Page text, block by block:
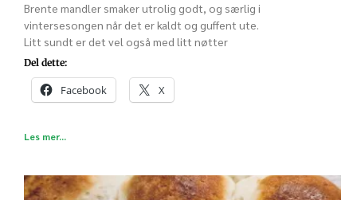
Brente mandler smaker utrolig godt, og særlig i
vintersesongen når det er kaldt og guffent ute.
Litt sundt er det vel også med litt nøtter
Del dette:
Facebook X
Les mer...